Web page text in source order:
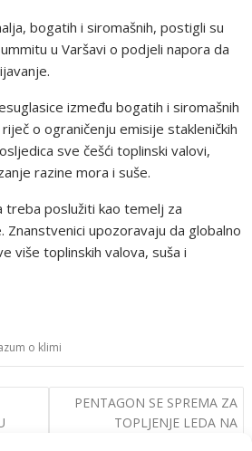
bogatih i siromašnih, postigli su
u Varšavi o podjeli napora da
između bogatih i siromašnih
o ograničenju emisije stakleničkih
sve češći toplinski valovi,
razine mora i suše.
poslužiti kao temelj za
Znanstvenici upozoravaju da globalno
više toplinskih valova, suša i
o klimi
PENTAGON SE SPREMA ZA
TOPLJENJE LEDA NA